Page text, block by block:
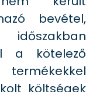
bevétel,
a kötelező
költségek